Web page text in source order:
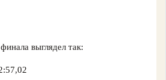
выглядел так: